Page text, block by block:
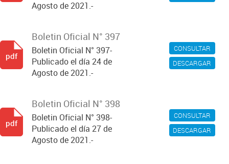
Agosto de 2021.-
CONSULTAR
DESCARGAR
Boletin Oficial N° 397
Boletin Oficial N° 397-
Publicado el día 24 de
Agosto de 2021.-
pdf
CONSULTAR
DESCARGAR
Boletin Oficial N° 398
Boletin Oficial N° 398-
Publicado el día 27 de
Agosto de 2021.-
pdf